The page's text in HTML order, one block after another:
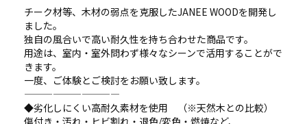
チーク材等、木材の弱点を克服したJANEE WOODを開発し
ました。
独自の風合いで高い耐久性を持ち合わせた商品です。
用途は、室内・室外問わず様々なシーンで活用することがで
きます。
一度、ご体験とご検討をお願い致します。
——————————
◆劣化しにくい高耐久素材を使用 （※天然木との比較）
傷付き・汚れ・ヒビ割れ・退色/変色・燃焼など、